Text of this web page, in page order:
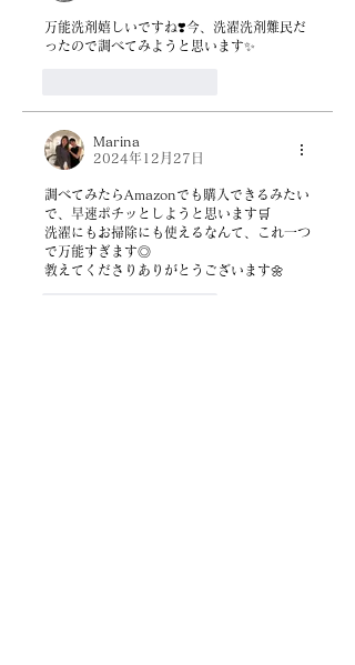
万能洗剤嬉しいですね❣️今、洗濯洗剤難民だ
ったので調べてみようと思います✨
Marina
2024年12月27日
調べてみたらAmazonでも購入できるみたい
で、早速ポチッとしようと思います🛒
洗濯にもお掃除にも使えるなんて、これ一つ
で万能すぎます◎
教えてくださりありがとうございます🌼